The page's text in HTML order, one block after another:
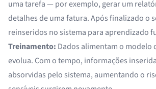
uma tarefa — por exemplo, gerar um
detalhes de uma fatura. Após finalizado o
reinseridos no sistema para aprendizado
Treinamento: Dados alimentam o modelo
evolua. Com o tempo, informações
absorvidas pelo sistema, aumentando o